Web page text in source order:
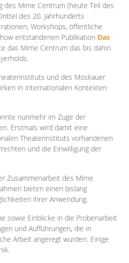
des Mime Centrum (heute Teil des
des 20. Jahrhunderts
Workshops, öffentliche
entstandenen Publikation Das
das Mime Centrum das bis dahin
und des Moskauer
in internationalen Kontexten
nunmehr im Zuge der
Erstmals wird damit eine
Theaterinstituts vorhandenen
und die Einwilligung der
Zusammenarbeit des Mime
bieten einen bislang
ihrer Anwendung.
sowie Einblicke in die Probenarbeit
und Aufführungen, die in
Arbeit angeregt wurden. Einige